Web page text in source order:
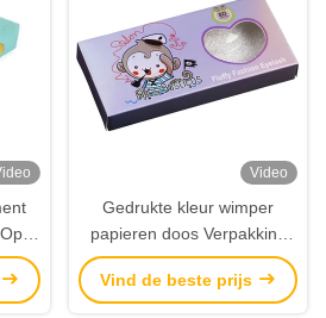
met
Video
Gedrukte kleur wimper
papieren doos Verpakking
Gerecycleerde gelamineerde
kartonnen doos Leverancier
Vind de beste prijs